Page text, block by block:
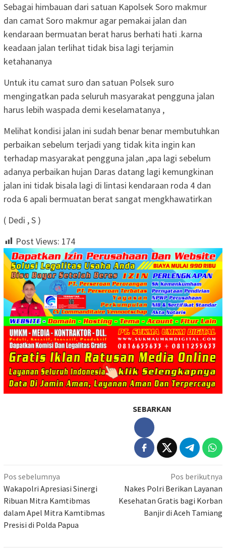
Sebagai himbauan dari satuan Kapolsek Soro makmur
dan camat Soro makmur agar pemakai jalan dan
kendaraan bermuatan berat harus berhati hati .karna
keadaan jalan terlihat tidak bisa lagi terjamin
ketahananya
Untuk itu camat suro dan satuan Polsek suro
mengingatkan pada seluruh masyarakat pengguna jalan
harus lebih waspada demi keselamatanya ,
Melihat kondisi jalan ini sudah benar benar membutuhkan
perbaikan sebelum terjadi yang tidak kita ingin kan
terhadap masyarakat pengguna jalan ,apa lagi sebelum
adanya perbaikan hujan Daras datang lagi kemungkinan
jalan ini tidak bisala lagi di lintasi kendaraan roda 4 dan
roda 6 apali bermuatan berat sangat mengkhawatirkan
( Dedi , S )
Post Views: 174
SEBARKAN
Navigasi
pos
Pos sebelumnya
Wakapolri Apresiasi Sinergi
Ribuan Mitra Kamtibmas
dalam Apel Mitra Kamtibmas
Presisi di Polda Papua
Pos berikutnya
Nakes Polri Berikan Layanan
Kesehatan Gratis bagi Korban
Banjir di Aceh Tamiang